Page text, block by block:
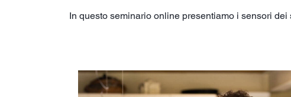
In questo seminario online presentiamo i sensori